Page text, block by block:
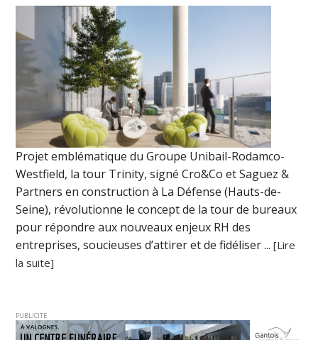
Projet emblématique du Groupe Unibail-Rodamco-
Westfield, la tour Trinity, signé Cro&Co et Saguez &
Partners en construction à La Défense (Hauts-de-
Seine), révolutionne le concept de la tour de bureaux
pour répondre aux nouveaux enjeux RH des
entreprises, soucieuses d’attirer et de fidéliser ...[Lire
la suite]
PUBLICITE